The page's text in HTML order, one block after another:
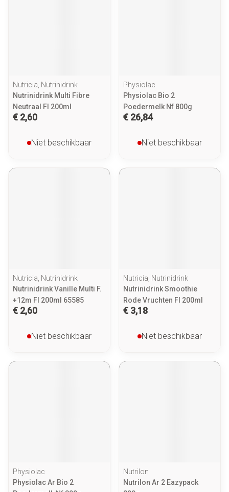
Nutricia, Nutrinidrink
Nutrinidrink Multi Fibre
Neutraal Fl 200ml
€ 2,60
Niet beschikbaar
Physiolac
Physiolac Bio 2
Poedermelk Nf 800g
€ 26,84
Niet beschikbaar
Nutricia, Nutrinidrink
Nutrinidrink Vanille Multi F.
+12m Fl 200ml 65585
€ 2,60
Niet beschikbaar
Nutricia, Nutrinidrink
Nutrinidrink Smoothie
Rode Vruchten Fl 200ml
€ 3,18
Niet beschikbaar
Physiolac
Physiolac Ar Bio 2
Nutrilon
Nutrilon Ar 2 Eazypack